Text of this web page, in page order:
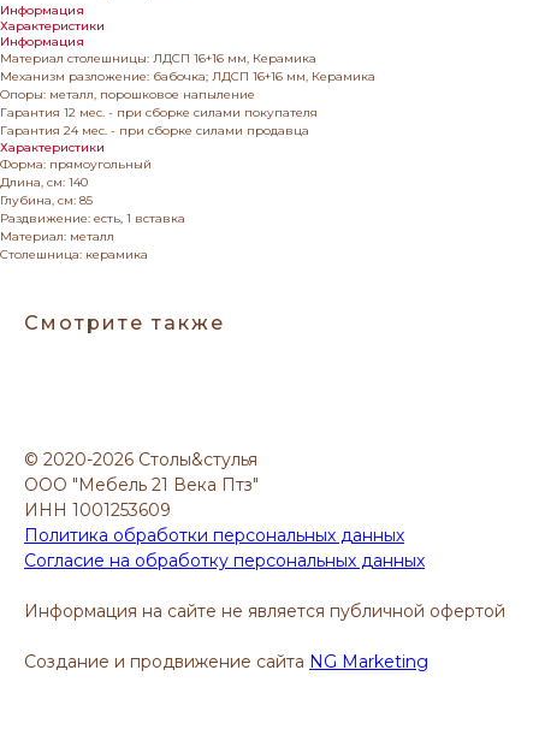
Информация
Характеристики
Информация
Материал столешницы: ЛДСП 16+16 мм, Керамика
Механизм разложение: бабочка; ЛДСП 16+16 мм, Керамика
Опоры: металл, порошковое напыление
Гарантия 12 мес. - при сборке силами покупателя
Гарантия 24 мес. - при сборке силами продавца
Характеристики
Форма: прямоугольный
Длина, см: 140
Глубина, см: 85
Раздвижение: есть, 1 вставка
Материал: металл
Столешница: керамика
Смотрите также
© 2020-2026 Столы&стулья
ООО "Мебель 21 Века Птз"
ИНН 1001253609
Политика обработки персональных данных
Согласие на обработку персональных данных
Информация на сайте не является публичной офертой
Создание и продвижение сайта NG Marketing